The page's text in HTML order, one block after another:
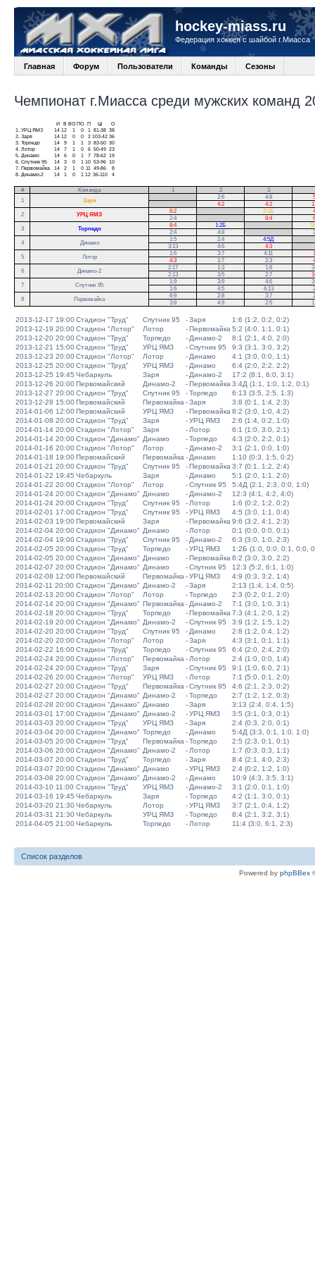
hockey-miass.ru
Федерация хоккея с шайбой г.Миасса
Главная Форум Пользователи Команды Сезоны
Чемпионат г.Миасса среди мужских команд
И В ВО ПО П
О
1.
УРЦ ЯМЗ 14 12 1 0 1 81-38 38
2. Заря 14 12 0 0 2 103-42 36
3. Торпедо 14 9 1 1 3 83-50 30
4. Лотор 14 7 1 0 6 50-49 23
5.
Динамо 14 6 0 1 7 78-62 19
6. Спутник 95 14 3 0 1 10 53-96 10
7.
Первомайка 14 2 1 0 11 49-86
8
8.
Динамо-2 14 1 0 1 12 36-110 4
# Команда 1 2 3
1
Заря
2:6 4:8
4:2 4:2
2
УРЦ ЯМЗ
6:2 2:1Б
2:4
8:4
3
Торпедо
8:4 1:2Б
2:4
4:8
4
Динамо
1:5 2:4 4:5Д
3:13
4:6 4:3
5
Лотор
1:6 3:7 4:11
4:3
1:7 2:3
6
Динамо-2
2:17 1:3 1:8
2:13
3:5 2:7
7
Спутник 95
1:9 3:9 4:6
1:6
4:5 6:13
8
Первомайка
6:9 2:8 3:7
3:8
4:9 2:5
2013-12-17 19:00Стадион "Труд" Спутник 95 -Заря
1:6 (1:2, 0:2, 0:2)
2013-12-19 20:00Стадион "Лотор" Лотор -Первомайка 5:2 (4:0, 1:1, 0:1)
2013-12-20 20:00Стадион "Труд" Торпедо - Динамо-2
8:1 (2:1, 4:0, 2:0)
2013-12-21 15:00Стадион "Труд" УРЦ ЯМЗ -Спутник 95
9:3 (3:1, 3:0, 3:2)
2013-12-23 20:00Стадион "Лотор" Лотор - Динамо
4:1 (3:0, 0:0, 1:1)
2013-12-25 20:00Стадион "Труд" УРЦ ЯМЗ - Динамо
6:4 (2:0, 2:2, 2:2)
2013-12-25 19:45 Чебаркуль Заря - Динамо-2
17:2 (8:1, 6:0, 3:1)
2013-12-26 20:00Первомайский Динамо-2 -Первомайка 3:4Д (1:1, 1:0, 1:2, 0:1)
2013-12-27 20:00Стадион "Труд" Спутник 95 -Торпедо
6:13 (3:5, 2:5, 1:3)
2013-12-28 15:00Первомайский Первомайка -Заря
3:8 (0:1, 1:4, 2:3)
2014-01-06 12:00Первомайский УРЦ ЯМЗ -Первомайка 8:2 (3:0, 1:0, 4:2)
2014-01-08 20:00Стадион "Труд" Заря -УРЦ ЯМЗ
2:6 (1:4, 0:2, 1:0)
2014-01-14 20:00Стадион "Лотор" Заря - Лотор
6:1 (1:0, 3:0, 2:1)
2014-01-14 20:00Стадион "Динамо" Динамо -Торпедо
4:3 (2:0, 2:2, 0:1)
2014-01-16 20:00Стадион "Лотор" Лотор - Динамо-2
3:1 (2:1, 0:0, 1:0)
2014-01-18 19:00Первомайский Первомайка - Динамо
1:10 (0:3, 1:5, 0:2)
2014-01-21 20:00Стадион "Труд" Спутник 95 -Первомайка 3:7 (0:1, 1:2, 2:4)
2014-01-22 19:45 Чебаркуль Заря - Динамо
5:1 (2:0, 1:1, 2:0)
2014-01-22 20:00Стадион "Лотор" Лотор -Спутник 95
5:4Д (2:1, 2:3, 0:0, 1:0)
2014-01-24 20:00Стадион "Динамо" Динамо - Динамо-2
12:3 (4:1, 4:2, 4:0)
2014-01-24 20:00Стадион "Труд" Спутник 95 - Лотор
1:6 (0:2, 1:2, 0:2)
2014-02-01 17:00Стадион "Труд" Спутник 95 -УРЦ ЯМЗ
4:5 (3:0, 1:1, 0:4)
2014-02-03 19:00Первомайский Заря -Первомайка 9:6 (3:2, 4:1, 2:3)
2014-02-04 20:00Стадион "Динамо" Динамо - Лотор
0:1 (0:0, 0:0, 0:1)
2014-02-04 19:00Стадион "Труд" Спутник 95 - Динамо-2
6:3 (3:0, 1:0, 2:3)
2014-02-05 20:00Стадион "Труд" Торпедо -УРЦ ЯМЗ
1:2Б (1:0, 0:0, 0:1, 0:0,
2014-02-05 20:00Стадион "Динамо" Динамо -Первомайка 8:2 (3:0, 3:0, 2:2)
2014-02-07 20:00Стадион "Динамо" Динамо -Спутник 95
12:3 (5:2, 6:1, 1:0)
2014-02-08 12:00Первомайский Первомайка -УРЦ ЯМЗ
4:9 (0:3, 3:2, 1:4)
2014-02-11 20:00 Стадион "Динамо" Динамо-2 -Заря
2:13 (1:4, 1:4, 0:5)
2014-02-13 20:00Стадион "Лотор" Лотор -Торпедо
2:3 (0:2, 0:1, 2:0)
2014-02-14 20:00Стадион "Динамо" Первомайка - Динамо-2
7:1 (3:0, 1:0, 3:1)
2014-02-18 20:00Стадион "Труд" Торпедо -Первомайка 7:3 (4:1, 2:0, 1:2)
2014-02-19 20:00Стадион "Динамо" Динамо-2 -Спутник 95
3:9 (1:2, 1:5, 1:2)
2014-02-20 20:00Стадион "Труд" Спутник 95 - Динамо
2:8 (1:2, 0:4, 1:2)
2014-02-20 20:00Стадион "Лотор" Лотор -Заря
4:3 (3:1, 0:1, 1:1)
2014-02-22 16:00Стадион "Труд" Торпедо -Спутник 95
6:4 (2:0, 2:4, 2:0)
2014-02-24 20:00Стадион "Лотор" Первомайка - Лотор
2:4 (1:0, 0:0, 1:4)
2014-02-24 20:00Стадион "Труд" Заря -Спутник 95
9:1 (1:0, 6:0, 2:1)
2014-02-26 20:00Стадион "Лотор" УРЦ ЯМЗ - Лотор
7:1 (5:0, 0:1, 2:0)
2014-02-27 20:00Стадион "Труд" Первомайка -Спутник 95
4:6 (2:1, 2:3, 0:2)
2014-02-27 20:00Стадион "Динамо" Динамо-2 -Торпедо
2:7 (1:2, 1:2, 0:3)
2014-02-28 20:00Стадион "Динамо" Динамо -Заря
3:13 (2:4, 0:4, 1:5)
2014-03-01 17:00Стадион "Динамо" Динамо-2 -УРЦ ЯМЗ
3:5 (3:1, 0:3, 0:1)
2014-03-03 20:00Стадион "Труд" УРЦ ЯМЗ -Заря
2:4 (0:3, 2:0, 0:1)
2014-03-04 20:00Стадион "Динамо" Торпедо - Динамо
5:4Д (3:3, 0:1, 1:0, 1:0)
2014-03-05 20:00Стадион "Труд" Первомайка -Торпедо
2:5 (2:3, 0:1, 0:1)
2014-03-06 20:00Стадион "Динамо" Динамо-2 - Лотор
1:7 (0:3, 0:3, 1:1)
2014-03-07 20:00Стадион "Труд" Торпедо -Заря
8:4 (2:1, 4:0, 2:3)
2014-03-07 20:00Стадион "Динамо" Динамо -УРЦ ЯМЗ
2:4 (0:2, 1:2, 1:0)
2014-03-08 20:00Стадион "Динамо" Динамо-2 - Динамо
10:9 (4:3, 3:5, 3:1)
2014-03-10 11:00 Стадион "Труд" УРЦ ЯМЗ - Динамо-2
3:1 (2:0, 0:1, 1:0)
2014-03-16 19:45 Чебаркуль Заря -Торпедо
4:2 (1:1, 3:0, 0:1)
2014-03-20 21:30Чебаркуль Лотор -УРЦ ЯМЗ
3:7 (2:1, 0:4, 1:2)
2014-03-31 21:30Чебаркуль УРЦ ЯМЗ -Торпедо
8:4 (2:1, 3:2, 3:1)
2014-04-05 21:00Чебаркуль Торпедо - Лотор 11:4 (3:0, 6:1, 2:3)
Список разделов
Powered by phpBBex